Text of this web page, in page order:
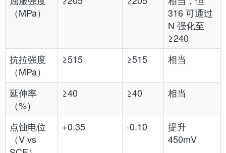
（MPa）
316 可通过
N 强化至
≥240
抗拉强度
（MPa）
≥515 ≥515 相当
延伸率
（%）
≥40 ≥40 相当
点蚀电位
（V vs
+0.35 -0.10
提升
450mV